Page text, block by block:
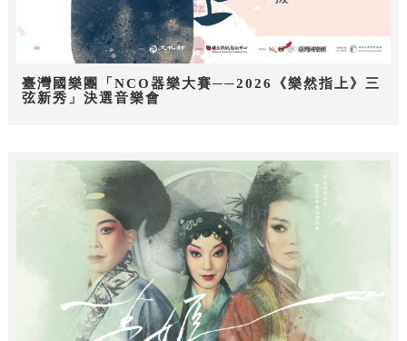
臺灣國樂團「NCO器樂大賽──2026《樂然指上》三
弦新秀」決選音樂會